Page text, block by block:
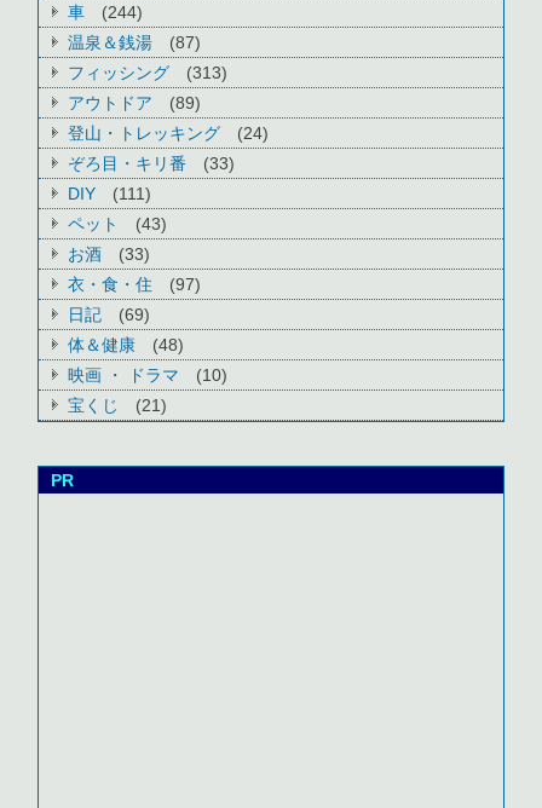
車
(244)
温泉＆銭湯
(87)
フィッシング
(313)
アウトドア
(89)
登山・トレッキング
(24)
ぞろ目・キリ番
(33)
DIY
(111)
ペット
(43)
お酒
(33)
衣・食・住
(97)
日記
(69)
体＆健康
(48)
映画 ・ ドラマ
(10)
宝くじ
(21)
PR